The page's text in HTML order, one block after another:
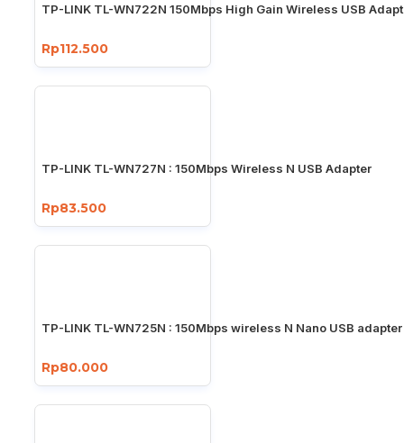
TP-LINK TL-WN722N 150Mbps High Gain Wireless USB
Rp112.500
TP-LINK TL-WN727N : 150Mbps Wireless N USB Adapter
Rp83.500
TP-LINK TL-WN725N : 150Mbps wireless N Nano USB adapter
Rp80.000